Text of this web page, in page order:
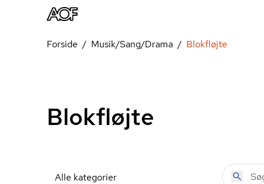
Forside Musik/Sang/Drama Blokfløjte
Blokfløjte
Alle kategorier